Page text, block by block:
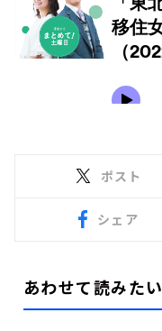
ポスト
シェア
あわせて読みたい